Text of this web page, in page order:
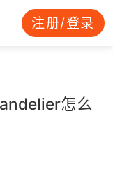
注册/登录
怎么